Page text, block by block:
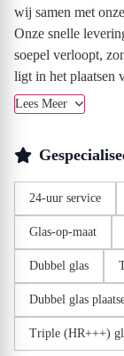
wij samen met
Onze snelle
soepel verloopt,
ligt in het plaatsen
Lees Meer
24-uur service
Glas-op-maat
Dubbel glas
Dubbel glas
Triple (HR+++)